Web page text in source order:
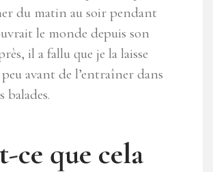
du matin au soir pendant
le monde depuis son
il a fallu que je la laisse
avant de l’entraîner dans
balades.
ce que cela